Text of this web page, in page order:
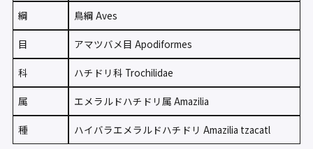
綱 鳥綱 Aves
目 アマツバメ目 Apodiformes
科 ハチドリ科 Trochilidae
属 エメラルドハチドリ属 Amazilia
種 ハイバラエメラルドハチドリ Amazilia tzacatl